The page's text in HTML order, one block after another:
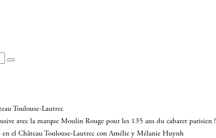
Recherche
Toulouse-Lautrec
avec la marque Moulin Rouge pour les 135 ans du cabaret parisien !
en el Château Toulouse-Lautrec con Amélie y Mélanie Huynh